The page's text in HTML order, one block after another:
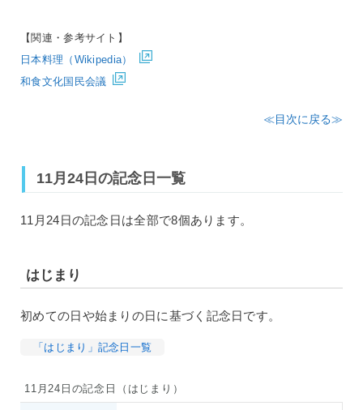
【関連・参考サイト】
日本料理（Wikipedia）
和食文化国民会議
≪目次に戻る≫
11月24日の記念日一覧
11月24日の記念日は全部で8個あります。
はじまり
初めての日や始まりの日に基づく記念日です。
「はじまり」記念日一覧
11月24日の記念日（はじまり）